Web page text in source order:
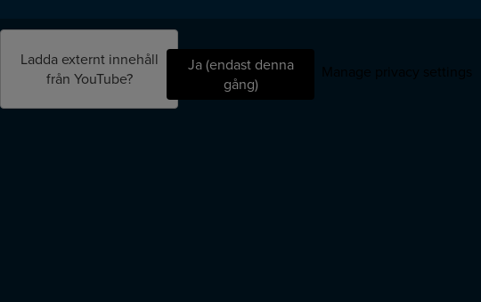
Mobile
menu
Ladda externt innehåll
från YouTube?
Ja (endast denna
gång)